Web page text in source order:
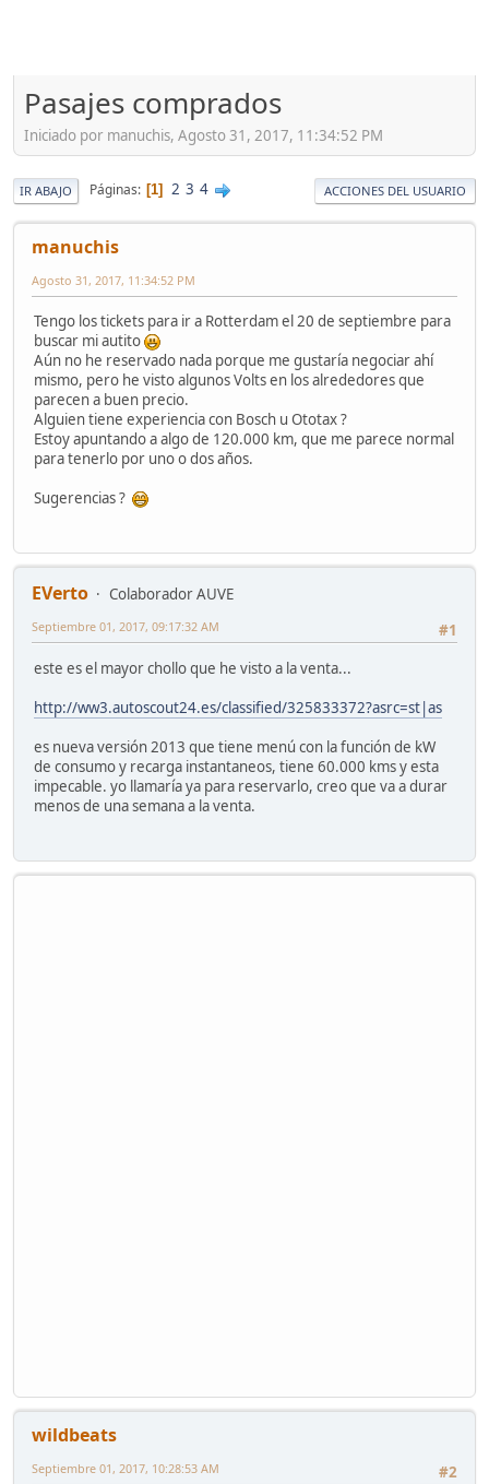
Pasajes comprados
Iniciado por manuchis, Agosto 31, 2017, 11:34:52 PM
IR ABAJO Páginas 1 2 3 4 ACCIONES DEL USUARIO
manuchis
Agosto 31, 2017, 11:34:52 PM
Tengo los tickets para ir a Rotterdam el 20 de septiembre para
buscar mi autito
Aún no he reservado nada porque me gustaría negociar ahí
mismo, pero he visto algunos Volts en los alrededores que
parecen a buen precio.
Alguien tiene experiencia con Bosch u Ototax ?
Estoy apuntando a algo de 120.000 km, que me parece normal
para tenerlo por uno o dos años.
Sugerencias ?
EVerto
Colaborador AUVE
#1
Septiembre 01, 2017, 09:17:32 AM
este es el mayor chollo que he visto a la venta...
http://ww3.autoscout24.es/classified/325833372?asrc=st|as
es nueva versión 2013 que tiene menú con la función de kW
de consumo y recarga instantaneos, tiene 60.000 kms y esta
impecable. yo llamaría ya para reservarlo, creo que va a durar
menos de una semana a la venta.
wildbeats
#2
Septiembre 01, 2017, 10:28:53 AM